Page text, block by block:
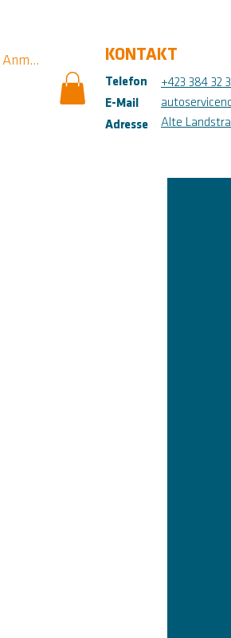
Anmelden KONTAKT
Telefon
E-Mail
Adresse
+423 384 32
Alte